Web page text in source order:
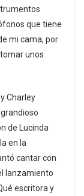
que tiene
mi cama, por
unos
Charley
de Lucinda
en la
cantar con
lanzamiento
escritora y